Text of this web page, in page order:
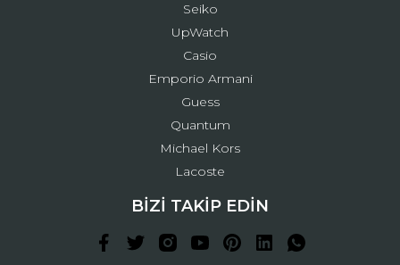
Seiko
UpWatch
Casio
Emporio Armani
Guess
Quantum
Michael Kors
Lacoste
BİZİ TAKİP EDİN